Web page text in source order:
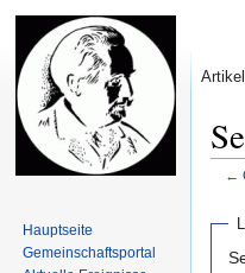
←
Artikel
Hauptseite
Gemeinschafts­portal